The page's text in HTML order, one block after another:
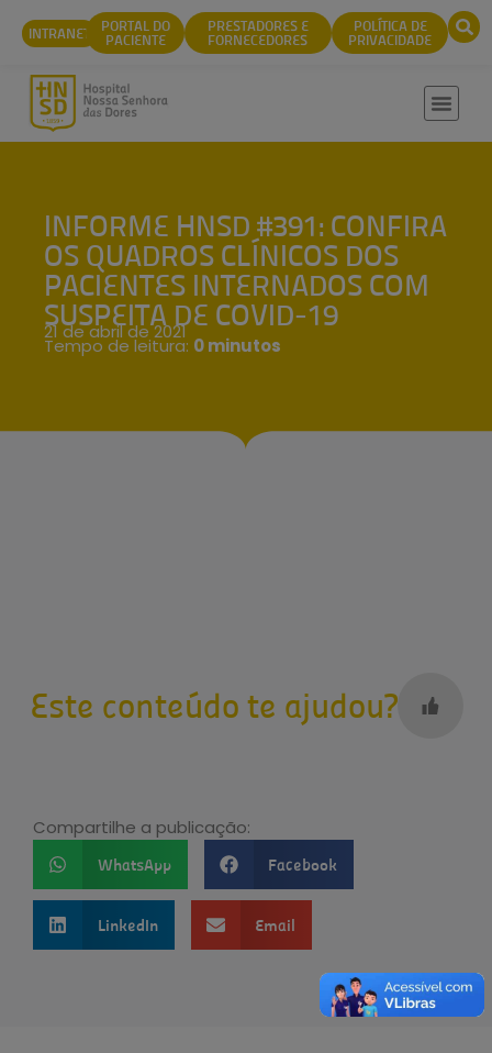
conteúdo
INTRANET PORTAL DO
PACIENTE
PRESTADORES E
FORNECEDORES
POLÍTICA DE
PRIVACIDADE
INFORME HNSD #391: CONFIRA
OS QUADROS CLÍNICOS DOS
PACIENTES INTERNADOS COM
SUSPEITA DE COVID-19
21 de abril de 2021
Tempo de leitura: 0 minutos
Este conteúdo te ajudou?
Compartilhe a publicação:
WhatsApp Facebook
LinkedIn Email